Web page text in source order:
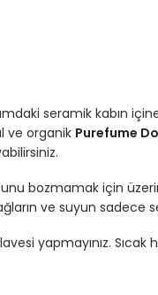
seramik kabın
ve organik Purefume
bozmamak için
ve suyun sadece
yapmayınız. Sıcak